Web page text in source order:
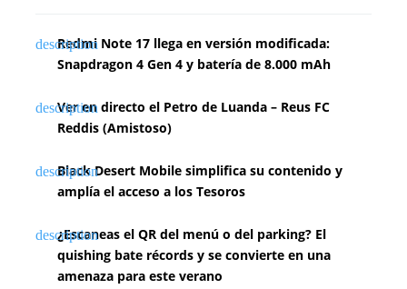
Redmi Note 17 llega en versión modificada:
Snapdragon 4 Gen 4 y batería de 8.000 mAh
Ver en directo el Petro de Luanda – Reus FC
Reddis (Amistoso)
Black Desert Mobile simplifica su contenido y
amplía el acceso a los Tesoros
¿Escaneas el QR del menú o del parking? El
quishing bate récords y se convierte en una
amenaza para este verano